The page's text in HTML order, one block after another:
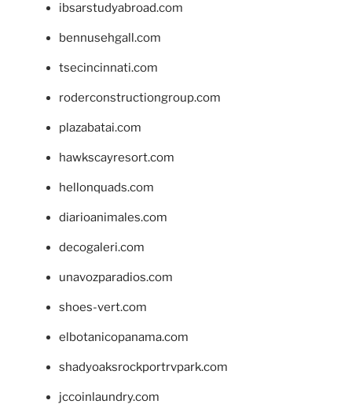
ibsarstudyabroad.com
bennusehgall.com
tsecincinnati.com
roderconstructiongroup.com
plazabatai.com
hawkscayresort.com
hellonquads.com
diarioanimales.com
decogaleri.com
unavozparadios.com
shoes-vert.com
elbotanicopanama.com
shadyoaksrockportrvpark.com
jccoinlaundry.com